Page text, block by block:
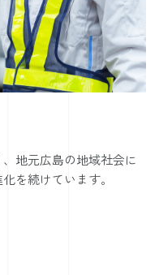
地元広島の地域社会に
を続けています。